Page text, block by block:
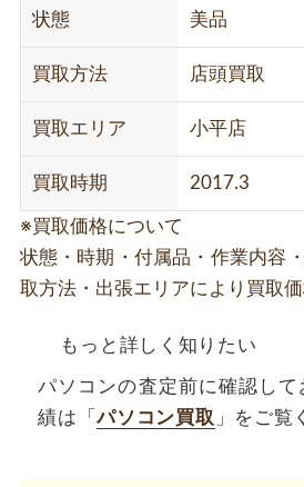
状態 美品
買取方法 店頭買取
買取エリア 小平店
買取時期 2017.3
※買取価格について
状態・時期・付属品・作業内容
取方法・出張エリアにより買取価
もっと詳しく知りたい
パソコンの査定前に確認し
績は「パソコン買取 」をご覧